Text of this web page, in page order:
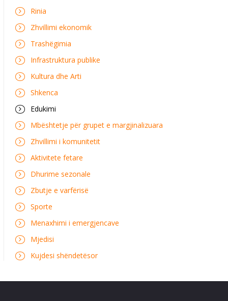
Rinia
Zhvillimi ekonomik
Trashëgimia
Infrastruktura publike
Kultura dhe Arti
Shkenca
Edukimi
Mbështetje për grupet e margjinalizuara
Zhvillimi i komunitetit
Aktivitete fetare
Dhurime sezonale
Zbutje e varfërisë
Sporte
Menaxhimi i emergjencave
Mjedisi
Kujdesi shëndetësor